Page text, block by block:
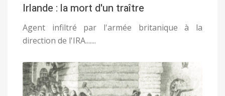
Irlande : la mort d'un traître
Agent infiltré par l'armée britanique à la
direction de l'IRA.......